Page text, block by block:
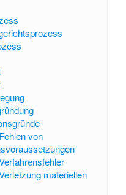
Fehlen von
materiellen